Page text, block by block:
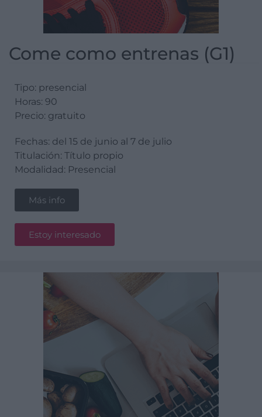
Come como entrenas (G1)
Tipo: presencial
Horas: 90
Precio: gratuito
Fechas: del 15 de junio al 7 de julio
Titulación: Título propio
Modalidad: Presencial
Más info
Estoy interesado